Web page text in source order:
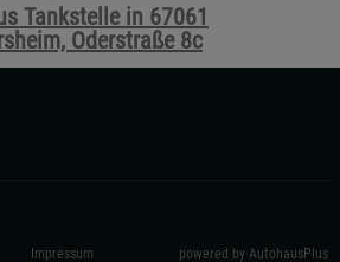
Tankstelle in 67061
Oderstraße 8c
Impressum
powered by AutohausPlus